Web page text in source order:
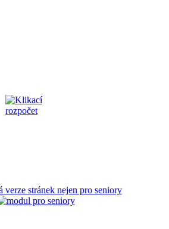
verze stránek nejen pro seniory